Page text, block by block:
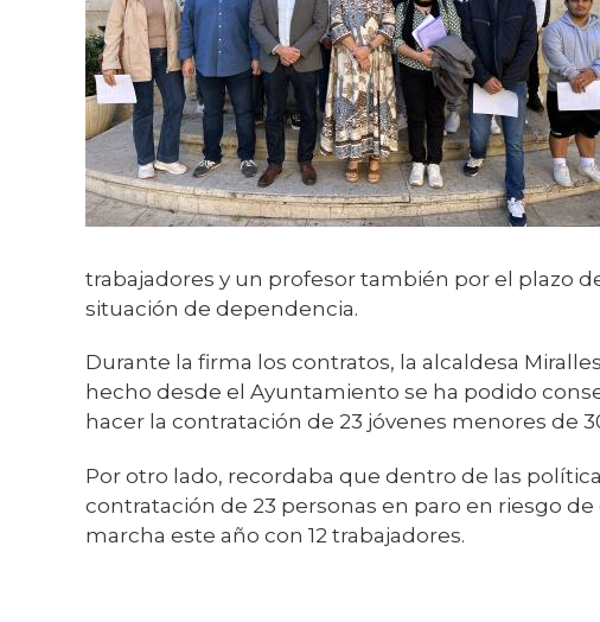
trabajadores y un profesor también por el plazo
situación de dependencia.
Durante la firma los contratos, la alcaldesa
hecho desde el Ayuntamiento se ha podido
hacer la contratación de 23 jóvenes menores de
Por otro lado, recordaba que dentro de las
contratación de 23 personas en paro en riesgo
marcha este año con 12 trabajadores.